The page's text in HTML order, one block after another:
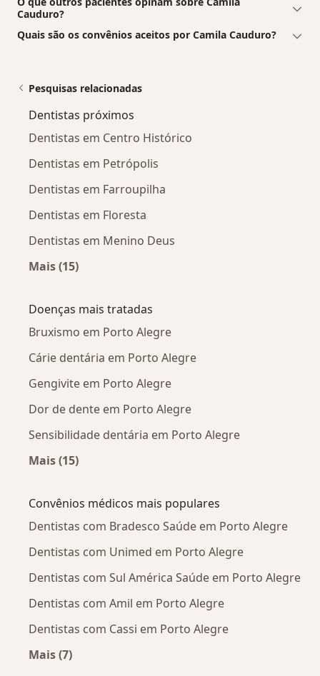
Cauduro?
Quais são os convênios aceitos por Camila Cauduro?
Pesquisas relacionadas
Dentistas próximos
Dentistas em Centro Histórico
Dentistas em Petrópolis
Dentistas em Farroupilha
Dentistas em Floresta
Dentistas em Menino Deus
Mais (15)
Doenças mais tratadas
Bruxismo em Porto Alegre
Cárie dentária em Porto Alegre
Gengivite em Porto Alegre
Dor de dente em Porto Alegre
Sensibilidade dentária em Porto Alegre
Mais (15)
Convênios médicos mais populares
Dentistas com Bradesco Saúde em Porto Alegre
Dentistas com Unimed em Porto Alegre
Dentistas com Sul América Saúde em Porto Alegre
Dentistas com Amil em Porto Alegre
Dentistas com Cassi em Porto Alegre
Mais (7)